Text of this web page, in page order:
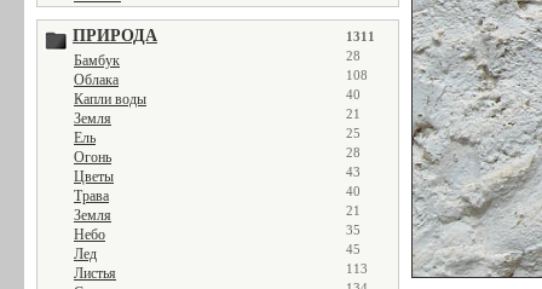
ПРИРОДА 1311
Бамбук 28
Облака 108
Капли воды 40
Земля 21
Ель 25
Огонь 28
Цветы 43
Трава 40
Земля 21
Небо 35
Лед 45
Листья 113